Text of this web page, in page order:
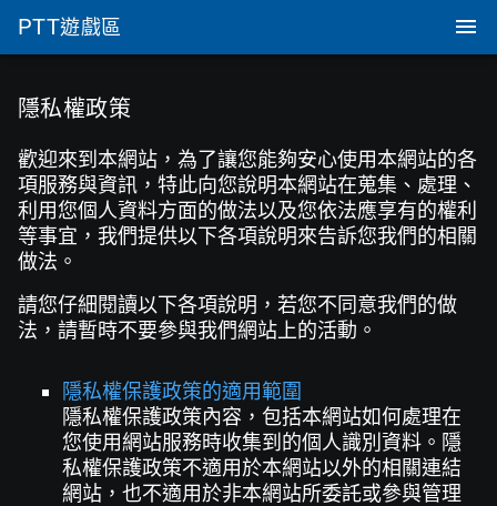
PTT遊戲區
隱私權政策
歡迎來到本網站，為了讓您能夠安心使用本網站的各
項服務與資訊，特此向您說明本網站在蒐集、處理、
利用您個人資料方面的做法以及您依法應享有的權利
等事宜，我們提供以下各項說明來告訴您我們的相關
做法。
請您仔細閱讀以下各項說明，若您不同意我們的做
法，請暫時不要參與我們網站上的活動。
隱私權保護政策的適用範圍
隱私權保護政策內容，包括本網站如何處理在
您使用網站服務時收集到的個人識別資料。隱
私權保護政策不適用於本網站以外的相關連結
網站，也不適用於非本網站所委託或參與管理